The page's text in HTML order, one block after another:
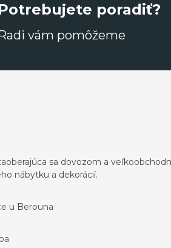
poradiť?
vám pomôžeme
sa dovozom a
nábytku a dekorácií.
u Berouna